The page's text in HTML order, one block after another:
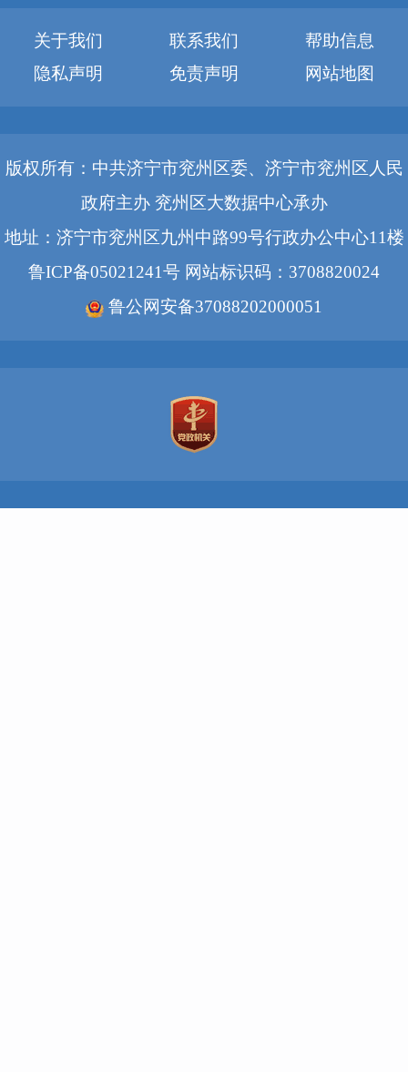
关于我们 联系我们
帮助信息
隐私声明
免责声明 网站地图
版权所有：中共济宁市兖州区委、济宁市兖州区人民
政府主办 兖州区大数据中心承办
地址：济宁市兖州区九州中路99号行政办公中心11楼
鲁ICP备05021241号 网站标识码：3708820024
鲁公网安备37088202000051